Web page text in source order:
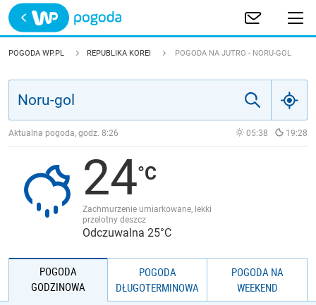
Trwa ładowanie
POLSKA
JAKOŚĆ POWIETRZA
POGODA WP.PL REPUBLIKA KOREI POGODA NA JUTRO - NORU-GOL
Aktualna pogoda, godz. 8:26 05:38 19:28
24
Zachmurzenie umiarkowane, lekki
przelotny deszcz
Odczuwalna 25°C
POGODA
GODZINOWA
POGODA
DŁUGOTERMINOWA
POGODA NA
WEEKEND